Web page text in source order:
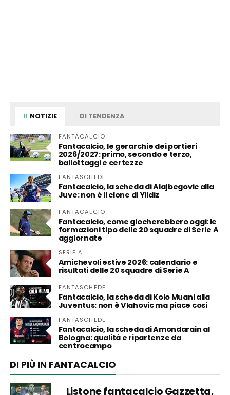
NOTIZIE DI TENDENZA
FANTACALCIO
Fantacalcio, le gerarchie dei portieri
2026/2027: primo, secondo e terzo,
ballottaggi e certezze
FANTASCHEDE
Fantacalcio, la scheda di Alajbegovic alla
Juve: non è il clone di Yildiz
FANTACALCIO
Fantacalcio, come giocherebbero oggi: le
formazioni tipo delle 20 squadre di Serie A
aggiornate
SERIE A
Amichevoli estive 2026: calendario e
risultati delle 20 squadre di Serie A
FANTASCHEDE
Fantacalcio, la scheda di Kolo Muani alla
Juventus: non è Vlahovic ma piace così
FANTASCHEDE
Fantacalcio, la scheda di Amondarain al
Bologna: qualità e ripartenze da
centrocampo
DI PIÙ IN FANTACALCIO
Listone fantacalcio Gazzetta,